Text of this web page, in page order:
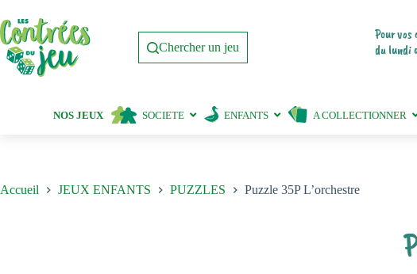
au
contenu
Chercher un jeu
Pour vos
du lundi
NOS JEUX SOCIETE ENFANTS A COLLECTIONNER
Accueil JEUX ENFANTS PUZZLES Puzzle 35P L’orchestre